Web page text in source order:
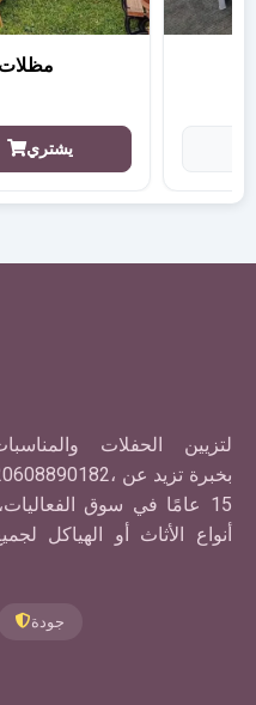
مظلات
يشتري
15 عامًا في سوق
أنواع الأثاث أو الهياكل
جودة